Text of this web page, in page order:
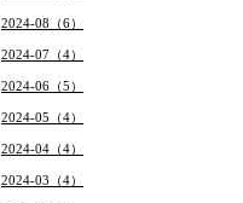
2024-08（6）
2024-07（4）
2024-06（5）
2024-05（4）
2024-04（4）
2024-03（4）